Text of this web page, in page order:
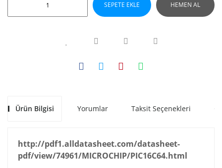
SEPETE EKLE HEMEN AL
Ürün Bilgisi Yorumlar Taksit Seçenekleri
http://pdf1.alldatasheet.com/datasheet-
pdf/view/74961/MICROCHIP/PIC16C64.html